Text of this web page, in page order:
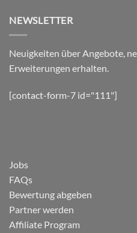
NEWSLETTER
Neuigkeiten über Angebote,
Erweiterungen erhalten.
[contact-form-7 id="111"]
Jobs
FAQs
Bewertung abgeben
Partner werden
Affiliate Program